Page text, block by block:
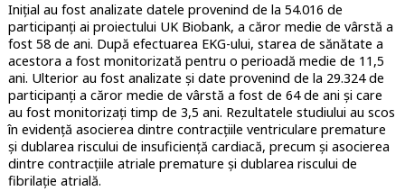
Inițial au fost analizate datele provenind de la 54.016 de
participanți ai proiectului UK Biobank, a căror medie de vârstă a
fost 58 de ani. După efectuarea EKG-ului, starea de sănătate a
acestora a fost monitorizată pentru o perioadă medie de 11,5
ani. Ulterior au fost analizate și date provenind de la 29.324 de
participanți a căror medie de vârstă a fost de 64 de ani și care
au fost monitorizați timp de 3,5 ani. Rezultatele studiului au scos
în evidență asocierea dintre contracțiile ventriculare premature
și dublarea riscului de insuficiență cardiacă, precum și asocierea
dintre contracțiile atriale premature și dublarea riscului de
fibrilație atrială.